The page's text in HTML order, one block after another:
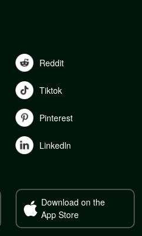
Reddit
Tiktok
Pinterest
Linkedln
Download on the
App Store